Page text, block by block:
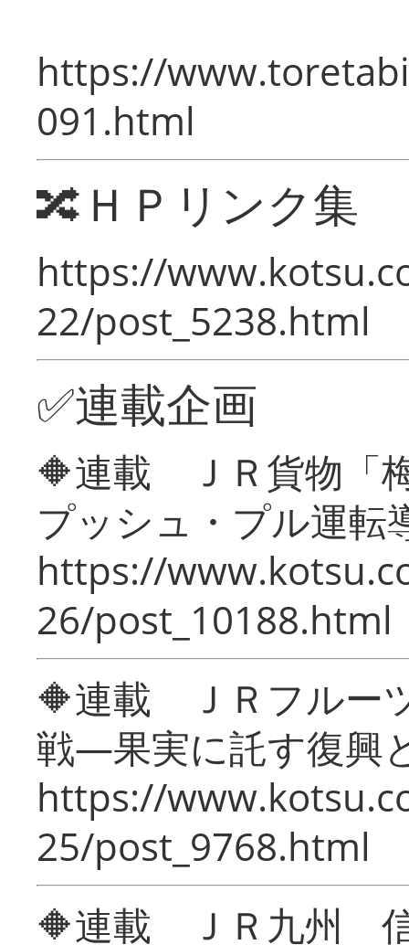
https://
091.html
🔀ＨＰリンク集
https://
22/post_5238.html
✅連載企画
🔶連載 ＪＲ貨物「
プッシュ・プル運転
https://
26/post_10188.html
🔶連載 ＪＲフルー
戦―果実に託す復興
https://
25/post_9768.html
🔶連載 ＪＲ九州 信